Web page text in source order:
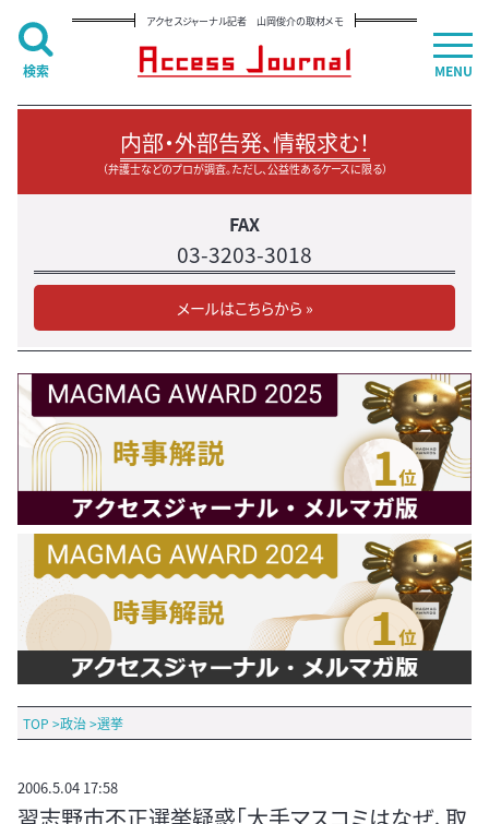
アクセスジャーナル記者 山岡俊介の取材メモ
内部・外部告発、情報求む！
（弁護士などのプロが調査。ただし、公益性あるケースに限る）
FAX
03-3203-3018
メールはこちらから »
TOP >政治>選挙
2006.5.04 17:58
MENU
検索